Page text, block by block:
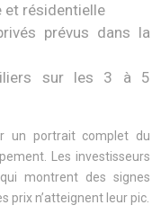
et résidentielle
prévus dans la
sur les 3 à 5
un portrait complet du
Les investisseurs
montrent des signes
prix n’atteignent leur pic.